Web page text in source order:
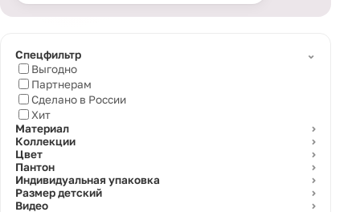
Спецфильтр
⌄
Выгодно
Партнерам
Сделано в России
Хит
Материал
⌄
Коллекции ⌄
Цвет ⌄
Пантон ⌄
Индивидуальная упаковка ⌄
Размер детский ⌄
Видео ⌄